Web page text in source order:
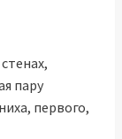
пару
первого,